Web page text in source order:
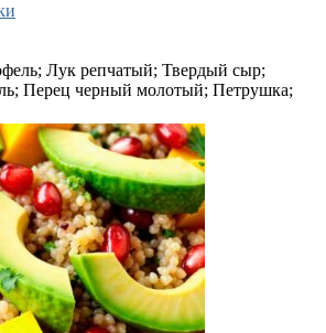
Лук репчатый; Твердый сыр;
Перец черный молотый; Петрушка;